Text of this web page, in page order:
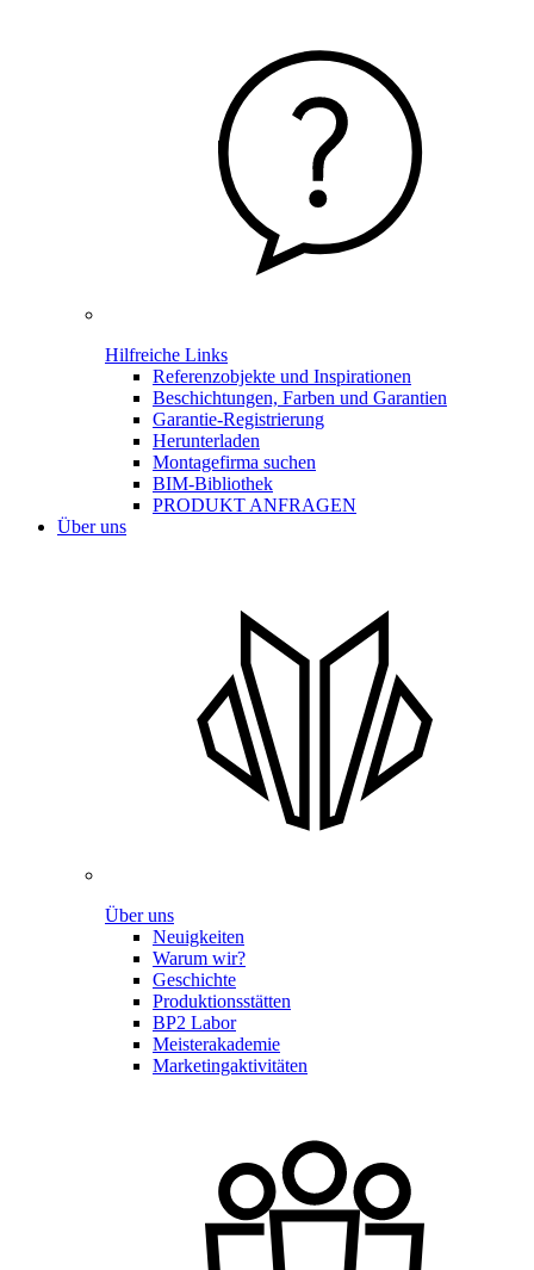
Hilfreiche Links
Referenzobjekte und Inspirationen
Beschichtungen, Farben und Garantien
Garantie-Registrierung
Herunterladen
Montagefirma suchen
BIM-Bibliothek
PRODUKT ANFRAGEN
Über uns
Über uns
Neuigkeiten
Warum wir?
Geschichte
Produktionsstätten
BP2 Labor
Meisterakademie
Marketingaktivitäten